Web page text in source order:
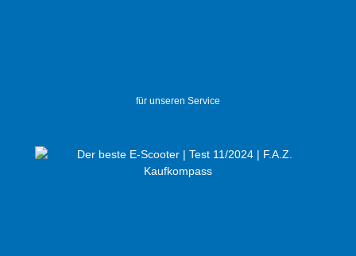
für unseren Service